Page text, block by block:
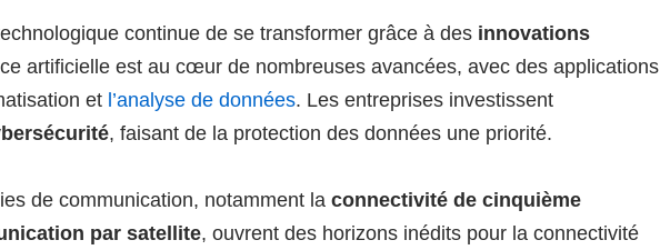
continue de se transformer grâce à des innovations
artificielle est au cœur de nombreuses avancées, avec des applications
et l’analyse de données. Les entreprises investissent
, faisant de la protection des données une priorité.
de communication, notamment la connectivité de cinquième
par satellite, ouvrent des horizons inédits pour la connectivité